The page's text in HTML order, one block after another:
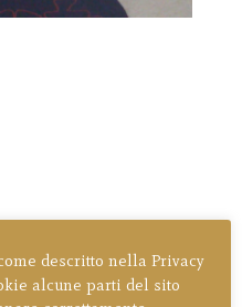
descritto nella Privacy
alcune parti del sito